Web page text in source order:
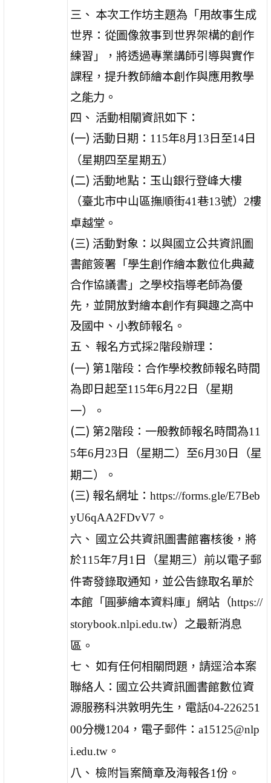
三、 本次工作坊主題為「用故事生成
世界：從圖像敘事到世界架構的創作
練習」，將透過專業講師引導與實作
課程，提升教師繪本創作與應用教學
之能力。
四、 活動相關資訊如下：
(一) 活動日期： 115年8月13日至14日
（星期四至星期五）
(二) 活動地點：玉山銀行登峰大樓
（臺北市中山區撫順街41巷13號）2樓
卓越堂。
(三) 活動對象：以與國立公共資訊圖
書館簽署「學生創作繪本數位化典藏
合作協議書」之學校指導老師為優
先，並開放對繪本創作有興趣之高中
及國中、小教師報名。
五、 報名方式採2階段辦理：
(一) 第1階段：合作學校教師報名時間
為即日起至115年6月22日（星期
一）。
(二) 第2階段：一般教師報名時間為11
5年6月23日（星期二）至6月30日（星
期二）。
(三) 報名網址：https://forms.gle/E7Beb
yU6qAA2FDvV7 。
六、 國立公共資訊圖書館審核後，將
於115年7月1 日（星期三）前以電子郵
件寄發錄取通知，並公告錄取名單於
本館「圓夢繪本資料庫」網站（https://
storybook.nlpi.edu.tw）之最新消息
區。
七、 如有任何相關問題，請逕洽本案
聯絡人：國立公共資訊圖書館數位資
源服務科洪敦明先生，電話04-226251
00分機1204 ，電子郵件：a15125@nlp
i.edu.tw 。
八、 檢附旨案簡章及海報各1份。